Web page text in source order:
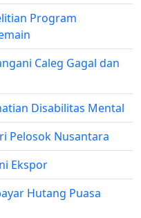
Program
Caleg Gagal dan
Disabilitas Mental
Pelosok Nusantara
Ekspor
Hutang Puasa